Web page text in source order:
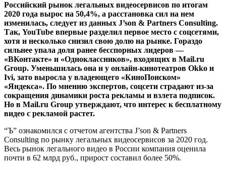
Российский рынок легальных видеосервисов по итогам
2020 года вырос на 50,4%, а расстановка сил на нем
изменилась, следует из данных J’son & Partners Consulting.
Так, YouTube впервые разделил первое место с соцсетями,
хотя и несколько снизил свою долю на рынке. Гораздо
сильнее упала доля ранее бесспорных лидеров —
«ВКонтакте» и «Одноклассников», входящих в Mail.ru
Group. Уменьшилась она и у онлайн-кинотеатров Okko и
Ivi, зато выросла у владеющего «КиноПоиском»
«Яндекса». По мнению экспертов, соцсети страдают из-за
сокращения динамики роста рекламы и взлета подписок.
Но в Mail.ru Group утверждают, что интерес к бесплатному
видео с рекламой растет.
“Ъ” ознакомился с отчетом агентства J’son & Partners
Consulting по рынку легальных видеосервисов за 2020 год.
Весь рынок легального видео в России компания оценила
почти в 62 млрд руб., прирост составил более 50%.